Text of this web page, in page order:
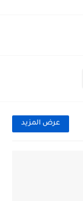
عرض المزيد